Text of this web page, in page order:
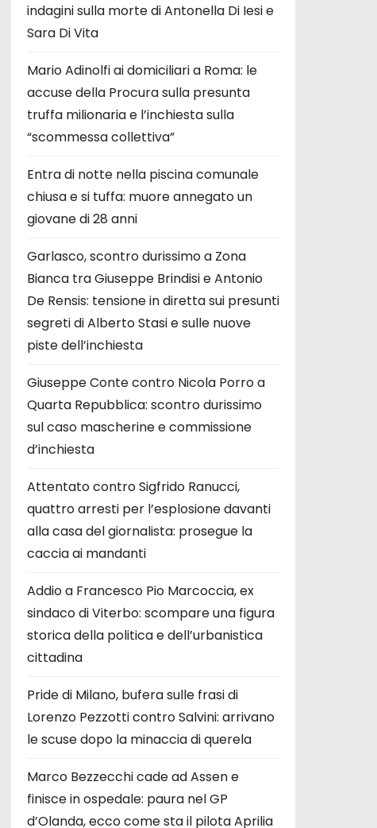
indagini sulla morte di Antonella Di Iesi e
Sara Di Vita
Mario Adinolfi ai domiciliari a Roma: le
accuse della Procura sulla presunta
truffa milionaria e l’inchiesta sulla
“scommessa collettiva”
Entra di notte nella piscina comunale
chiusa e si tuffa: muore annegato un
giovane di 28 anni
Garlasco, scontro durissimo a Zona
Bianca tra Giuseppe Brindisi e Antonio
De Rensis: tensione in diretta sui presunti
segreti di Alberto Stasi e sulle nuove
piste dell’inchiesta
Giuseppe Conte contro Nicola Porro a
Quarta Repubblica: scontro durissimo
sul caso mascherine e commissione
d’inchiesta
Attentato contro Sigfrido Ranucci,
quattro arresti per l’esplosione davanti
alla casa del giornalista: prosegue la
caccia ai mandanti
Addio a Francesco Pio Marcoccia, ex
sindaco di Viterbo: scompare una figura
storica della politica e dell’urbanistica
cittadina
Pride di Milano, bufera sulle frasi di
Lorenzo Pezzotti contro Salvini: arrivano
le scuse dopo la minaccia di querela
Marco Bezzecchi cade ad Assen e
finisce in ospedale: paura nel GP
d’Olanda, ecco come sta il pilota Aprilia